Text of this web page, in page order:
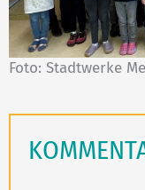
Foto: Stadtwerke